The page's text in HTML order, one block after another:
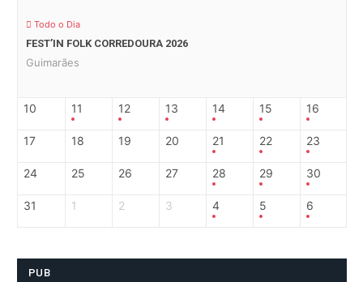
Todo o Dia
FEST’IN FOLK CORREDOURA 2026
Guimarães
10 11 12 13 14 15 16
17 18 19 20 21 22 23
24 25 26 27 28 29 30
31 1 2 3 4 5 6
PUB